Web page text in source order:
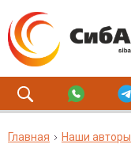
Главная Наши авторы